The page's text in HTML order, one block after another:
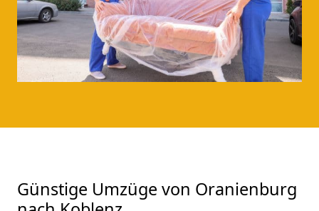
Günstige Umzüge von Oranienburg